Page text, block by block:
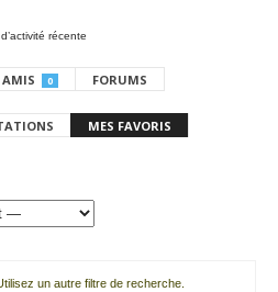
récente
AMIS 0 FORUMS
MES FAVORIS
un autre filtre de recherche.